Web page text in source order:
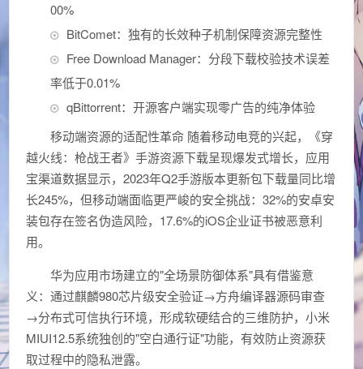
00%
BitComet：独有的长效种子机制保障资源完整性
Free Download Manager：分段下载校验技术误差
率低于0.01%
qBittorrent：开源客户端实现零广告的纯净体验
移动端资源的适配性革命 随着移动电竞的兴起，《穿
越火线：枪战王者》手游资源下载呈现爆发式增长，应用
宝渠道数据显示，2023年Q2手游版本更新包下载量同比增
长245%，但移动端面临更严峻的安全挑战：32%的安卓安
装包存在签名伪造风险，17.6%的iOS企业证书被恶意利
用。
华为应用市场建立的"全场景防御体系"具有借鉴意
义：通过麒麟980芯片级安全验证→方舟编译器源码审查
→分布式可信执行环境，形成软硬结合的三维防护，小米
MIUI12.5系统独创的"空白通行证"功能，有效防止资源获
取过程中的隐私泄露。